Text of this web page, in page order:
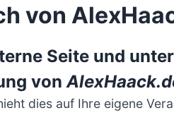
von
Seite und
von
dies auf Ihre eigene